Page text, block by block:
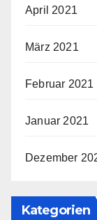
April 2021
März 2021
Februar 2021
Januar 2021
Dezember
Kategorien